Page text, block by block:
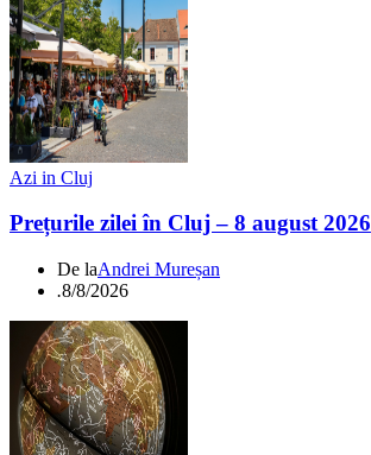
Azi in Cluj
Prețurile zilei în Cluj – 8 august 2026
De laAndrei Mureșan
.8/8/2026